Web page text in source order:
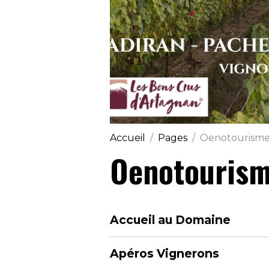
Accueil Pages
Accueil au Domaine
Apéros Vignerons